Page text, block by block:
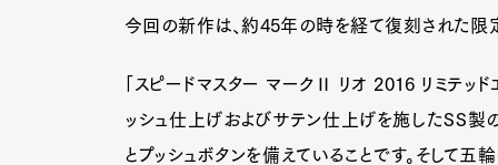
今回の新作は、約45年の時を経て復刻された限
「スピードマスター マークⅡ リオ 2016 リミテッ
ッシュ仕上げおよびサテン仕上げを施したSS製
とプッシュボタンを備えていることです。そして五